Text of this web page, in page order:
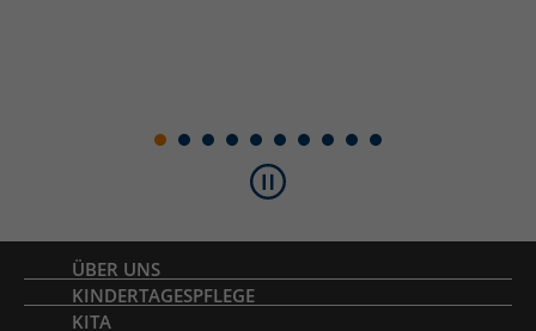
Inhaltsverzeichnis
ÜBER UNS
KINDERTAGESPFLEGE
KITA